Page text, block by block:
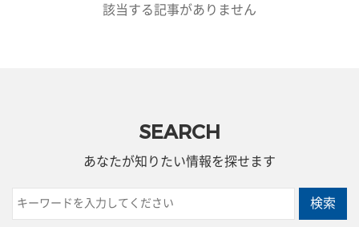
該当する記事がありません
SEARCH
あなたが知りたい情報を探せます
検索